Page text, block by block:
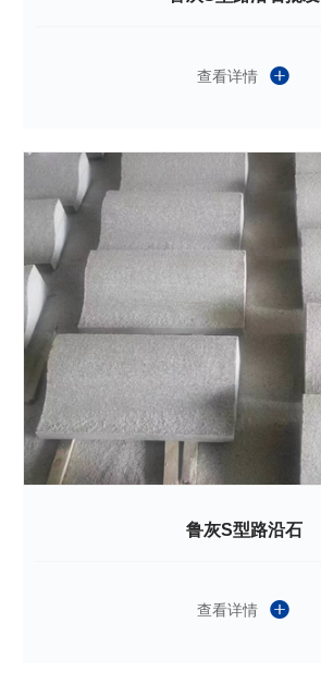
查看详情
鲁灰S型路沿石
查看详情